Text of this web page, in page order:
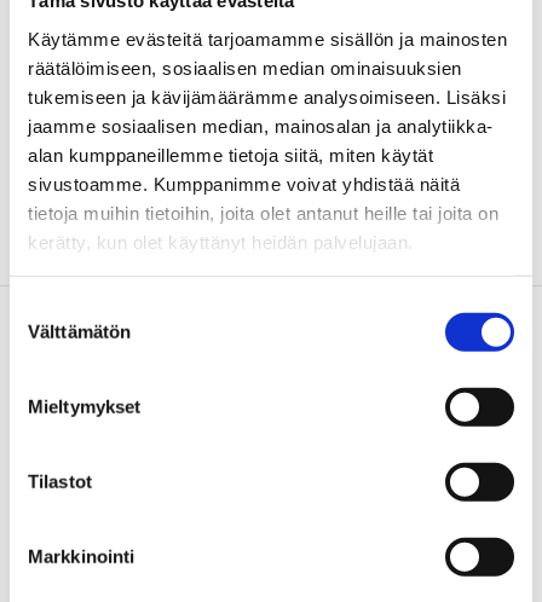
Käytämme evästeitä tarjoamamme sisällön ja mainosten
räätälöimiseen, sosiaalisen median ominaisuuksien
tukemiseen ja kävijämäärämme analysoimiseen. Lisäksi
jaamme sosiaalisen median, mainosalan ja analytiikka-
alan kumppaneillemme tietoja siitä, miten käytät
sivustoamme. Kumppanimme voivat yhdistää näitä
tietoja muihin tietoihin, joita olet antanut heille tai joita on
kerätty, kun olet käyttänyt heidän palvelujaan.
valinta
Välttämätön
Mieltymykset
Tilastot
Markkinointi
kuitenkaan kannata investoida latausinfraan. Jossakin
sähköauton lataus pitää suorittaa ja jos halutaan pitää kuluttajille
tarkoitetut latauspaikat vapaana takseista, tarvitaan lisää
julkiselle- ja ammattiliikenteelle tarkoitettua latausinfraa.
Heräsikö kysymyksiä? Haluatko kuulla lisää julkisen liikenteen
latausratkaisuista?
Jätä yhteystietosi niin otamme yhteyttä!
Helenin latausliiketoiminnan
Plugitin ja Kempowerin